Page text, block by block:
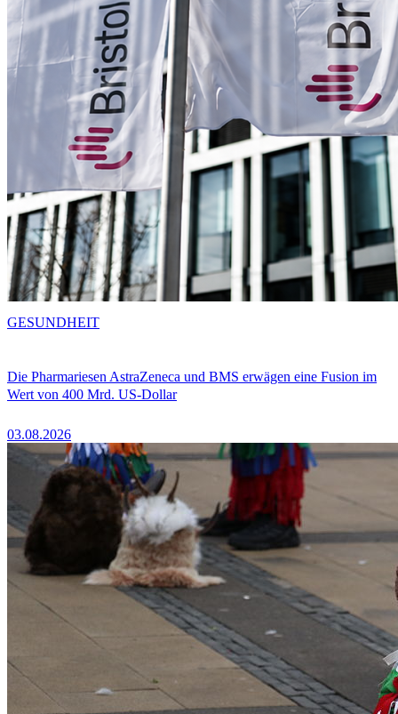
Die Pharmariesen AstraZeneca und BMS erwägen eine Fusion im
Wert von 400 Mrd. US-Dollar
03.08.2026
GESUNDHEIT